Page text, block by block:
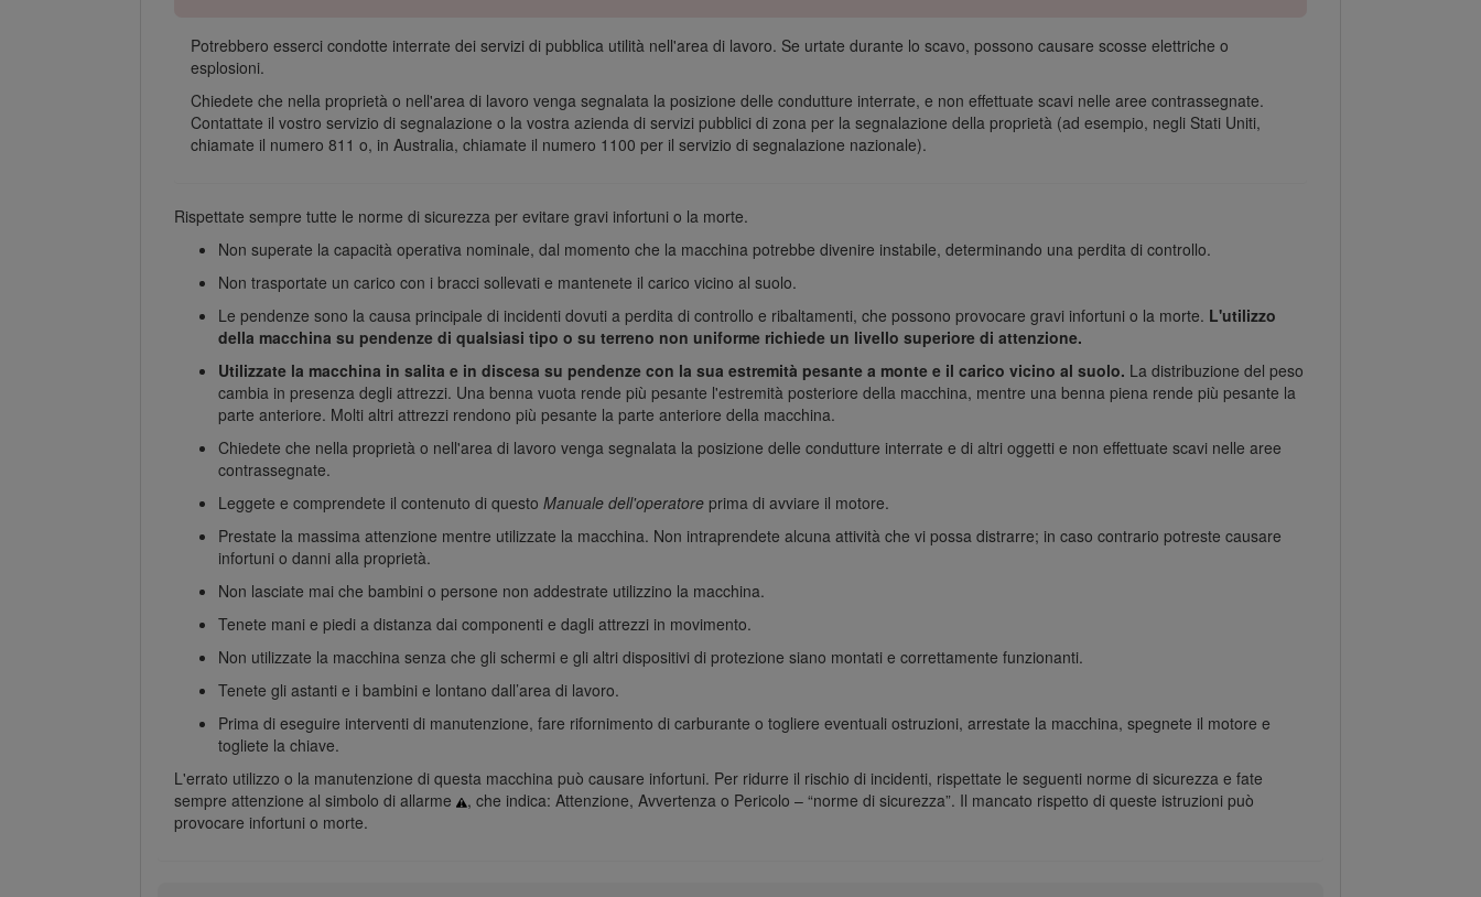
Potrebbero esserci condotte interrate dei servizi di pubblica utilità nell'area di lavoro. Se urtate durante lo scavo, possono causare scosse elettriche o
esplosioni.
Chiedete che nella proprietà o nell'area di lavoro venga segnalata la posizione delle condutture interrate, e non effettuate scavi nelle aree contrassegnate.
Contattate il vostro servizio di segnalazione o la vostra azienda di servizi pubblici di zona per la segnalazione della proprietà (ad esempio, negli Stati Uniti,
chiamate il numero 811 o, in Australia, chiamate il numero 1100 per il servizio di segnalazione nazionale).
Rispettate sempre tutte le norme di sicurezza per evitare gravi infortuni o la morte.
Non superate la capacità operativa nominale, dal momento che la macchina potrebbe divenire instabile, determinando una perdita di controllo.
Non trasportate un carico con i bracci sollevati e mantenete il carico vicino al suolo.
Le pendenze sono la causa principale di incidenti dovuti a perdita di controllo e ribaltamenti, che possono provocare gravi infortuni o la morte. L'utilizzo
della macchina su pendenze di qualsiasi tipo o su terreno non uniforme richiede un livello superiore di attenzione.
Utilizzate la macchina in salita e in discesa su pendenze con la sua estremità pesante a monte e il carico vicino al suolo. La distribuzione del peso
cambia in presenza degli attrezzi. Una benna vuota rende più pesante l'estremità posteriore della macchina, mentre una benna piena rende più pesante la
parte anteriore. Molti altri attrezzi rendono più pesante la parte anteriore della macchina.
Chiedete che nella proprietà o nell'area di lavoro venga segnalata la posizione delle condutture interrate e di altri oggetti e non effettuate scavi nelle aree
contrassegnate.
Leggete e comprendete il contenuto di questo Manuale dell'operatore prima di avviare il motore.
Prestate la massima attenzione mentre utilizzate la macchina. Non intraprendete alcuna attività che vi possa distrarre; in caso contrario potreste causare
infortuni o danni alla proprietà.
Non lasciate mai che bambini o persone non addestrate utilizzino la macchina.
Tenete mani e piedi a distanza dai componenti e dagli attrezzi in movimento.
Non utilizzate la macchina senza che gli schermi e gli altri dispositivi di protezione siano montati e correttamente funzionanti.
Tenete gli astanti e i bambini e lontano dall’area di lavoro.
Prima di eseguire interventi di manutenzione, fare rifornimento di carburante o togliere eventuali ostruzioni, arrestate la macchina, spegnete il motore e
togliete la chiave.
L'errato utilizzo o la manutenzione di questa macchina può causare infortuni. Per ridurre il rischio di incidenti, rispettate le seguenti norme di sicurezza e fate
sempre attenzione al simbolo di allarme
, che indica: Attenzione, Avvertenza o Pericolo – “norme di sicurezza”. Il mancato rispetto di queste istruzioni può
provocare infortuni o morte.